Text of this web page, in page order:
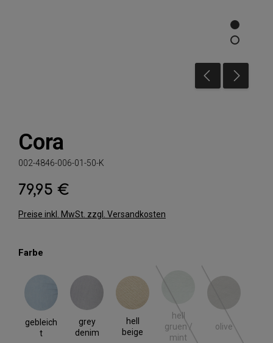
Cora
002-4846-006-01-50-K
Regulärer Preis:
79,95 €
Preise inkl. MwSt. zzgl. Versandkosten
Farbe
gebleich
t
gebleicht
grey
denim
grey denim
hell
beige
hell beige
hell
gruen /
mint
hell gruen / mint
(Diese Option ist zurzeit
olive
olive
(Diese Option